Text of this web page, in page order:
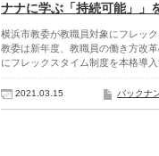
ナナに学ぶ「持続可能」」
横浜市教委が教職員対象にフレッ
教委は新年度、教職員の働き方改
にフレックスタイム制度を本格導入
2021.03.15 バックナ